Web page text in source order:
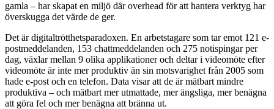
gamla – har skapat en miljö där overhead för att hantera verktyg har
överskugga det värde de ger.
Det är digitaltrötthetsparadoxen. En arbetstagare som tar emot 121 e-
postmeddelanden, 153 chattmeddelanden och 275 notispingar per
dag, växlar mellan 9 olika applikationer och deltar i videomöte efter
videomöte är inte mer produktiv än sin motsvarighet från 2005 som
hade e-post och en telefon. Data visar att de är mätbart mindre
produktiva – och mätbart mer utmattade, mer ängsliga, mer benägna
att göra fel och mer benägna att bränna ut.